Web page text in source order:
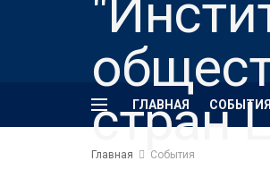
ГЛАВНАЯ СОБЫТИЯ
Главная События